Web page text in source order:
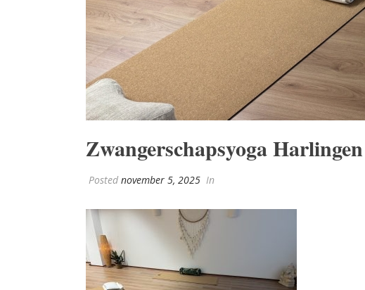
Zwangerschapsyoga Harlingen
Posted november 5, 2025 In